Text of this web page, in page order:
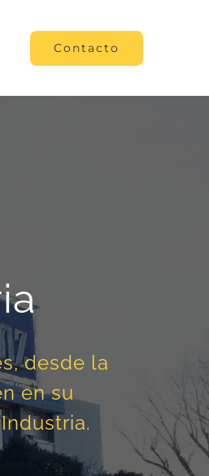
Contacto
desde la
en su